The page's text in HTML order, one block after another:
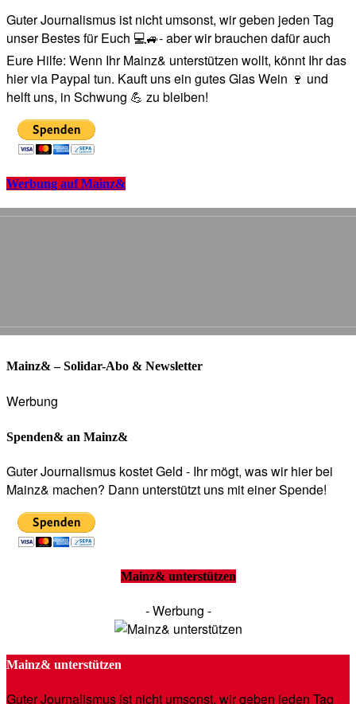
Guter Journalismus ist nicht umsonst, wir geben jeden Tag
unser Bestes für Euch 💻🚙- aber wir brauchen dafür auch
Eure Hilfe: Wenn Ihr Mainz& unterstützen wollt, könnt Ihr das
hier via Paypal tun. Kauft uns ein gutes Glas Wein 🍷 und
helft uns, in Schwung 💪 zu bleiben!
Werbung auf Mainz&
Mainz& – Solidar-Abo & Newsletter
Werbung
Spenden& an Mainz&
Guter Journalismus kostet Geld - Ihr mögt, was wir hier bei
Mainz& machen? Dann unterstützt uns mit einer Spende!
Mainz& unterstützen
- Werbung -
Mainz& unterstützen
Guter Journalismus ist nicht umsonst, wir geben jeden Tag